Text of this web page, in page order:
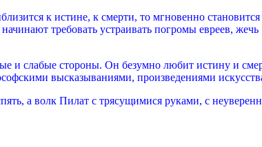
к истине, к смерти, то мгновенно становится
требовать устраивать погромы евреев, жечь
и слабые стороны. Он безумно любит истину и
высказываниями, произведениями
а волк Пилат с трясущимися руками, с